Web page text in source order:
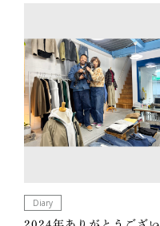
Diary